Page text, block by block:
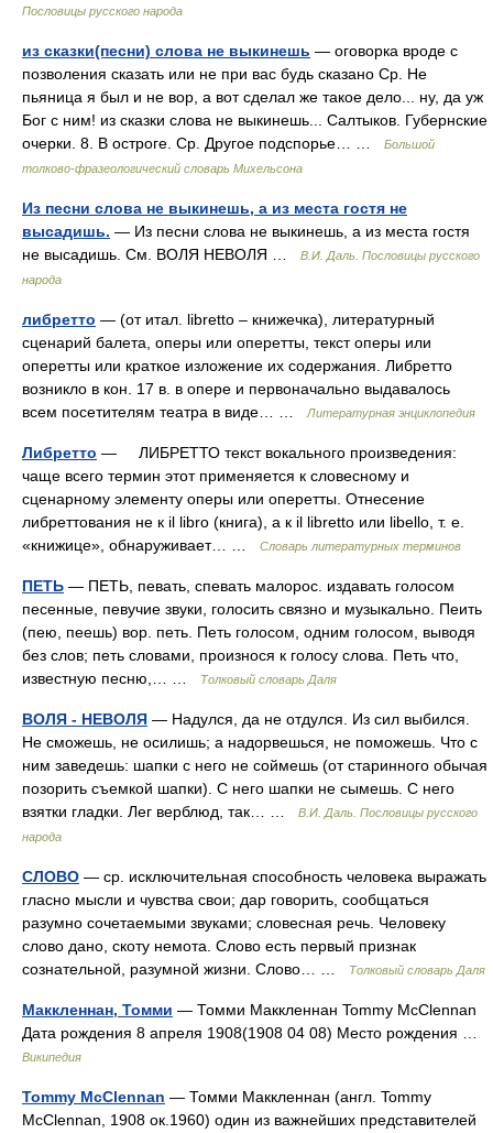
Пословицы русского народа
из сказки(песни) слова не выкинешь — оговорка вроде с
позволения сказать или не при вас будь сказано Ср. Не
пьяница я был и не вор, а вот сделал же такое дело... ну, да уж
Бог с ним! из сказки слова не выкинешь... Салтыков. Губернские
очерки. 8. В остроге. Ср. Другое подспорье… …
Большой
толково-фразеологический словарь Михельсона
Из песни слова не выкинешь, а из места гостя не
высадишь. — Из песни слова не выкинешь, а из места гостя
не высадишь. См. ВОЛЯ НЕВОЛЯ …
В.И. Даль. Пословицы русского
народа
либретто — (от итал. libretto – книжечка), литературный
сценарий балета, оперы или оперетты, текст оперы или
оперетты или краткое изложение их содержания. Либретто
возникло в кон. 17 в. в опере и первоначально выдавалось
всем посетителям театра в виде… …
Литературная энциклопедия
Либретто — ЛИБРЕТТО текст вокального произведения:
чаще всего термин этот применяется к словесному и
сценарному элементу оперы или оперетты. Отнесение
либреттования не к il libro (книга), а к il libretto или libello, т. е.
«книжице», обнаруживает… …
Словарь литературных терминов
ПЕТЬ — ПЕТЬ, певать, спевать малорос. издавать голосом
песенные, певучие звуки, голосить связно и музыкально. Пеить
(пею, пеешь) вор. петь. Петь голосом, одним голосом, выводя
без слов; петь словами, произнося к голосу слова. Петь что,
известную песню,… …
Толковый словарь Даля
ВОЛЯ - НЕВОЛЯ — Надулся, да не отдулся. Из сил выбился.
Не сможешь, не осилишь; а надорвешься, не поможешь. Что с
ним заведешь: шапки с него не соймешь (от старинного обычая
позорить съемкой шапки). С него шапки не сымешь. С него
взятки гладки. Лег верблюд, так… …
В.И. Даль. Пословицы русского
народа
СЛОВО — ср. исключительная способность человека выражать
гласно мысли и чувства свои; дар говорить, сообщаться
разумно сочетаемыми звуками; словесная речь. Человеку
слово дано, скоту немота. Слово есть первый признак
сознательной, разумной жизни. Слово… …
Толковый словарь Даля
Маккленнан, Томми — Томми Маккленнан Tommy McClennan
Дата рождения 8 апреля 1908(1908 04 08) Место рождения …
Википедия
Tommy McClennan — Томми Маккленнан (англ. Tommy
McClennan, 1908 ок.1960) один из важнейших представителей